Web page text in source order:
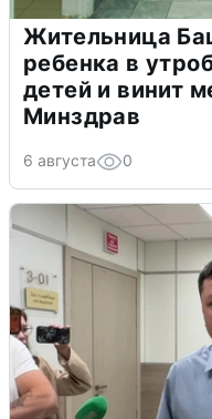
Жительница
ребенка в
детей и винит
Минздрав
6 августа 0